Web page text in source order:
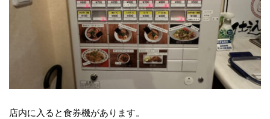
店内に入ると食券機があります。